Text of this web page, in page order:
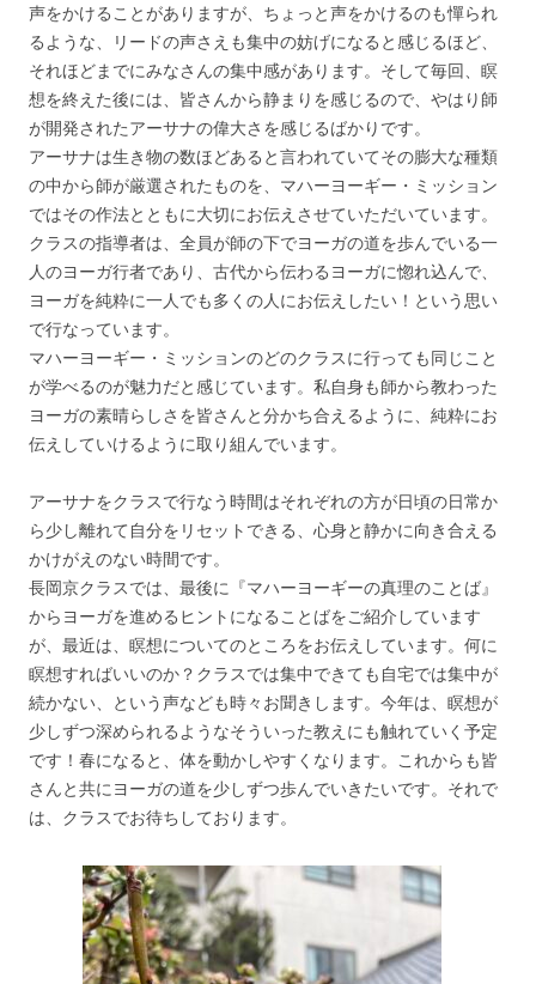
声をかけることがありますが、ちょっと声をかけるのも憚られ
るような、リードの声さえも集中の妨げになると感じるほど、
それほどまでにみなさんの集中感があります。そして毎回、瞑
想を終えた後には、皆さんから静まりを感じるので、やはり師
が開発されたアーサナの偉大さを感じるばかりです。
アーサナは生き物の数ほどあると言われていてその膨大な種類
の中から師が厳選されたものを、マハーヨーギー・ミッション
ではその作法とともに大切にお伝えさせていただいています。
クラスの指導者は、全員が師の下でヨーガの道を歩んでいる一
人のヨーガ行者であり、古代から伝わるヨーガに惚れ込んで、
ヨーガを純粋に一人でも多くの人にお伝えしたい！という思い
で行なっています。
マハーヨーギー・ミッションのどのクラスに行っても同じこと
が学べるのが魅力だと感じています。私自身も師から教わった
ヨーガの素晴らしさを皆さんと分かち合えるように、純粋にお
伝えしていけるように取り組んでいます。
アーサナをクラスで行なう時間はそれぞれの方が日頃の日常か
ら少し離れて自分をリセットできる、心身と静かに向き合える
かけがえのない時間です。
長岡京クラスでは、最後に『マハーヨーギーの真理のことば』
からヨーガを進めるヒントになることばをご紹介しています
が、最近は、瞑想についてのところをお伝えしています。何に
瞑想すればいいのか？クラスでは集中できても自宅では集中が
続かない、という声なども時々お聞きします。今年は、瞑想が
少しずつ深められるようなそういった教えにも触れていく予定
です！春になると、体を動かしやすくなります。これからも皆
さんと共にヨーガの道を少しずつ歩んでいきたいです。それで
は、クラスでお待ちしております。